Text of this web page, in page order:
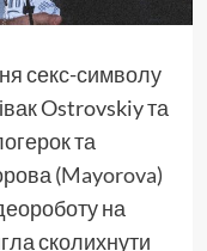
секс-символу
Ostrovskiy та
та
(Mayorova)
на
сколихнути